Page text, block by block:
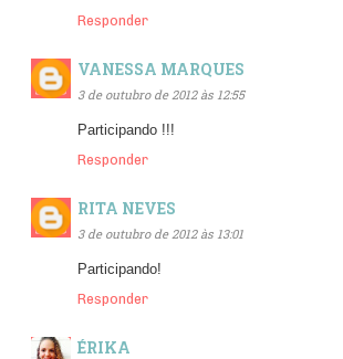
Responder
VANESSA MARQUES
3 de outubro de 2012 às 12:55
Participando !!!
Responder
RITA NEVES
3 de outubro de 2012 às 13:01
Participando!
Responder
ÉRIKA